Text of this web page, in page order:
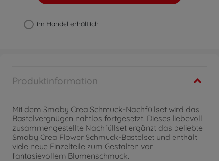
im Handel erhältlich
Produktinformation
Mit dem Smoby Crea Schmuck-Nachfüllset wird das
Bastelvergnügen nahtlos fortgesetzt! Dieses liebevoll
zusammengestellte Nachfüllset ergänzt das beliebte
Smoby Crea Flower Schmuck-Bastelset und enthält
viele neue Einzelteile zum Gestalten von
fantasievollem Blumenschmuck.